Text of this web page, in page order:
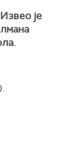
је